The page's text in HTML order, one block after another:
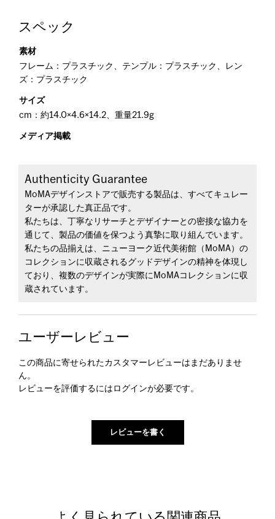
スペック
素材
フレーム：プラスチック、テンプル：プラスチック、レン
ズ：プラスチック
サイズ
cm：約14.0×4.6×14.2、重量21.9g
メディア掲載
Authenticity Guarantee
MoMAデザインストアで販売する製品は、すべてキュレー
ターが承認した真正品です。
私たちは、丁寧なリサーチとデザイナーとの密接な協力を
通じて、製品の価値を保つよう真摯に取り組んでいます。
私たちの品揃えは、ニューヨーク近代美術館（MoMA）の
コレクションに収蔵されるグッドデザインの精神を体現し
ており、複数のデザインが実際にMoMAコレクションに収
蔵されています。
ユーザーレビュー
この商品に寄せられたカスタマーレビューはまだありませ
ん。
レビューを評価するには ログインが必要です。